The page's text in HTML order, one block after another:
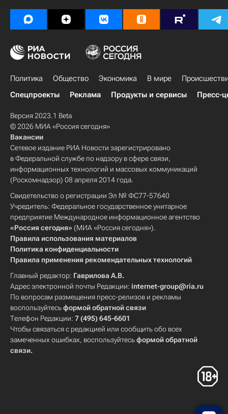
Политика Общество Экономика В мире
Спецпроекты
Реклама Продукты и сервисы Пресс-
Версия 2023.1 Beta
© 2026 МИА «Россия сегодня»
Вакансии
Сетевое издание РИА Новости зарегистрировано
в Федеральной службе по надзору в сфере связи,
информационных технологий и массовых коммуникаций
(Роскомнадзор) 08 апреля 2014 года.
Свидетельство о регистрации Эл № ФС77-57640
Учредитель: Федеральное государственное унитарное
предприятие Международное информационное агентство
«Россия сегодня» (МИА «Россия сегодня»).
Правила использования материалов
Политика конфиденциальности
Правила применения рекомендательных технологий
Главный редактор: Гаврилова А.В.
Адрес электронной почты Редакции: internet-group@ria.ru
По вопросам размещения пресс-релизов и рекламы
воспользуйтесьформой обратной связи
Телефон Редакции: 7 (495) 645-6601
Чтобы связаться с редакцией или сообщить обо всех
замеченных ошибках, воспользуйтесьформой обратной
связи.